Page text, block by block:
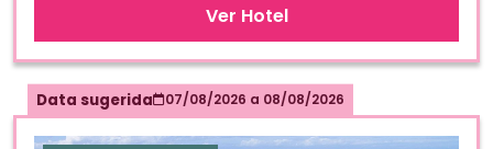
Ver Hotel
Data sugerida 07/08/2026 a 08/08/2026